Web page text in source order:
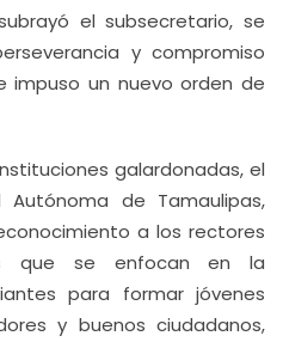
el subsecretario, se
y compromiso
impuso un nuevo orden de
galardonadas, el
de Tamaulipas,
a los rectores
que se enfocan en la
para formar jóvenes
y buenos ciudadanos,